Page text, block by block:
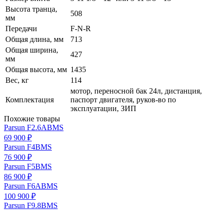
Высота транца,
мм
508
Передачи
F-N-R
Общая длина, мм
713
Общая ширина,
мм
427
Общая высота, мм 1435
Вес, кг
114
Комплектация
мотор, переносной бак 24л, дистанция,
паспорт двигателя, руков-во по
эксплуатации, ЗИП
Похожие товары
Parsun F2.6ABMS
69 900 ₽
Parsun F4BMS
76 900 ₽
Parsun F5BMS
86 900 ₽
Parsun F6ABMS
100 900 ₽
Parsun F9.8BMS